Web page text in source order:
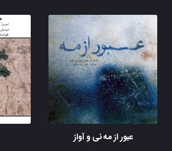
عبور از مه نی و آواز